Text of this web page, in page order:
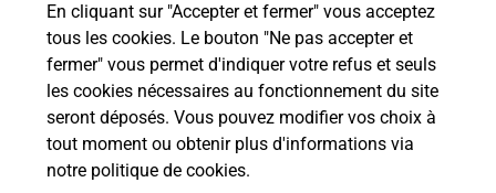
En cliquant sur "Accepter et fermer" vous acceptez
tous les cookies. Le bouton "Ne pas accepter et
fermer" vous permet d'indiquer votre refus et seuls
les cookies nécessaires au fonctionnement du site
seront déposés. Vous pouvez modifier vos choix à
tout moment ou obtenir plus d'informations via
notre politique de cookies.
Localiser Liste Charente-Maritime ST MAIGRIN